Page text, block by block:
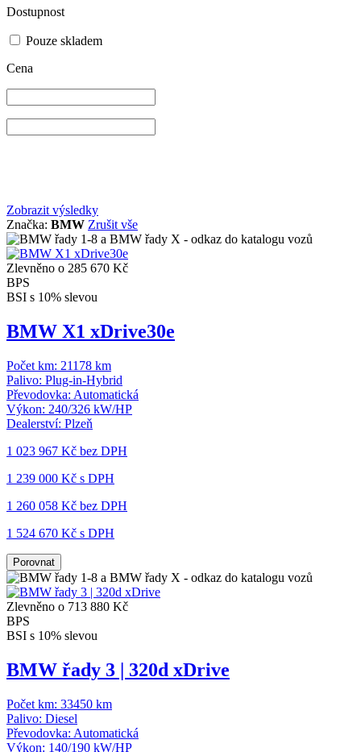
Dostupnost
Pouze skladem
Cena
Zobrazit výsledky
Značka: BMW Zrušit vše
Zlevněno o 285 670 Kč
BPS
BSI s 10% slevou
BMW X1 xDrive30e
Počet km: 21178 km
Palivo: Plug-in-Hybrid
Převodovka: Automatická
Výkon: 240/326 kW/HP
Dealerství: Plzeň
1 023 967 Kč bez DPH
1 239 000 Kč s DPH
1 260 058 Kč bez DPH
1 524 670 Kč s DPH
Porovnat
Zlevněno o 713 880 Kč
BPS
BSI s 10% slevou
BMW řady 3 | 320d xDrive
Počet km: 33450 km
Palivo: Diesel
Převodovka: Automatická
Výkon: 140/190 kW/HP